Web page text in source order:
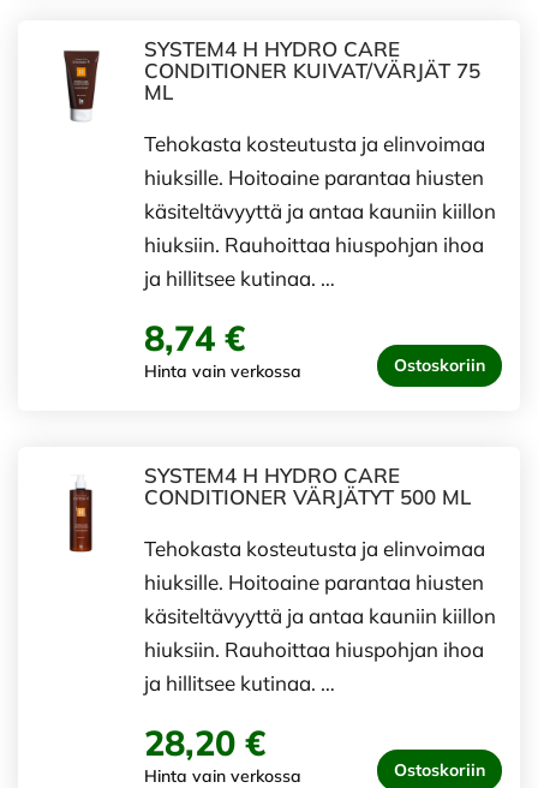
SYSTEM4 H HYDRO CARE
CONDITIONER KUIVAT/VÄRJÄT 75
ML
Tehokasta kosteutusta ja elinvoimaa
hiuksille. Hoitoaine parantaa hiusten
käsiteltävyyttä ja antaa kauniin kiillon
hiuksiin. Rauhoittaa hiuspohjan ihoa
ja hillitsee kutinaa. …
8,74 €
Hinta vain verkossa Ostoskoriin
SYSTEM4 H HYDRO CARE
CONDITIONER VÄRJÄTYT 500 ML
Tehokasta kosteutusta ja elinvoimaa
hiuksille. Hoitoaine parantaa hiusten
käsiteltävyyttä ja antaa kauniin kiillon
hiuksiin. Rauhoittaa hiuspohjan ihoa
ja hillitsee kutinaa. …
28,20 €
Hinta vain verkossa Ostoskoriin